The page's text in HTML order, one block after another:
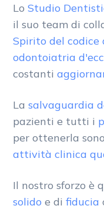
Lo Studio
il suo team di
Spirito del codice
odontoiatria
costanti
La salvaguardia
pazienti e tutti i
per ottenerla
attività clinica
Il nostro sforzo è
solido e di fiducia